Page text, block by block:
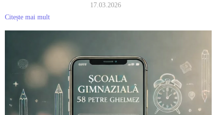
17.03.2026
Citește mai mult